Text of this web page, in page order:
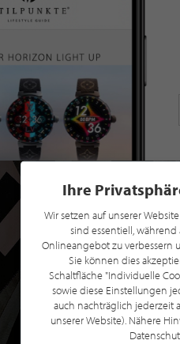
Ihre
Wir setzen auf unserer
sind essentiell,
Onlineangebot zu verbessern
Sie können dies
Schaltfläche "Individuelle
sowie diese Einstellungen
auch nachträglich jederzeit
unserer Website). Nähere